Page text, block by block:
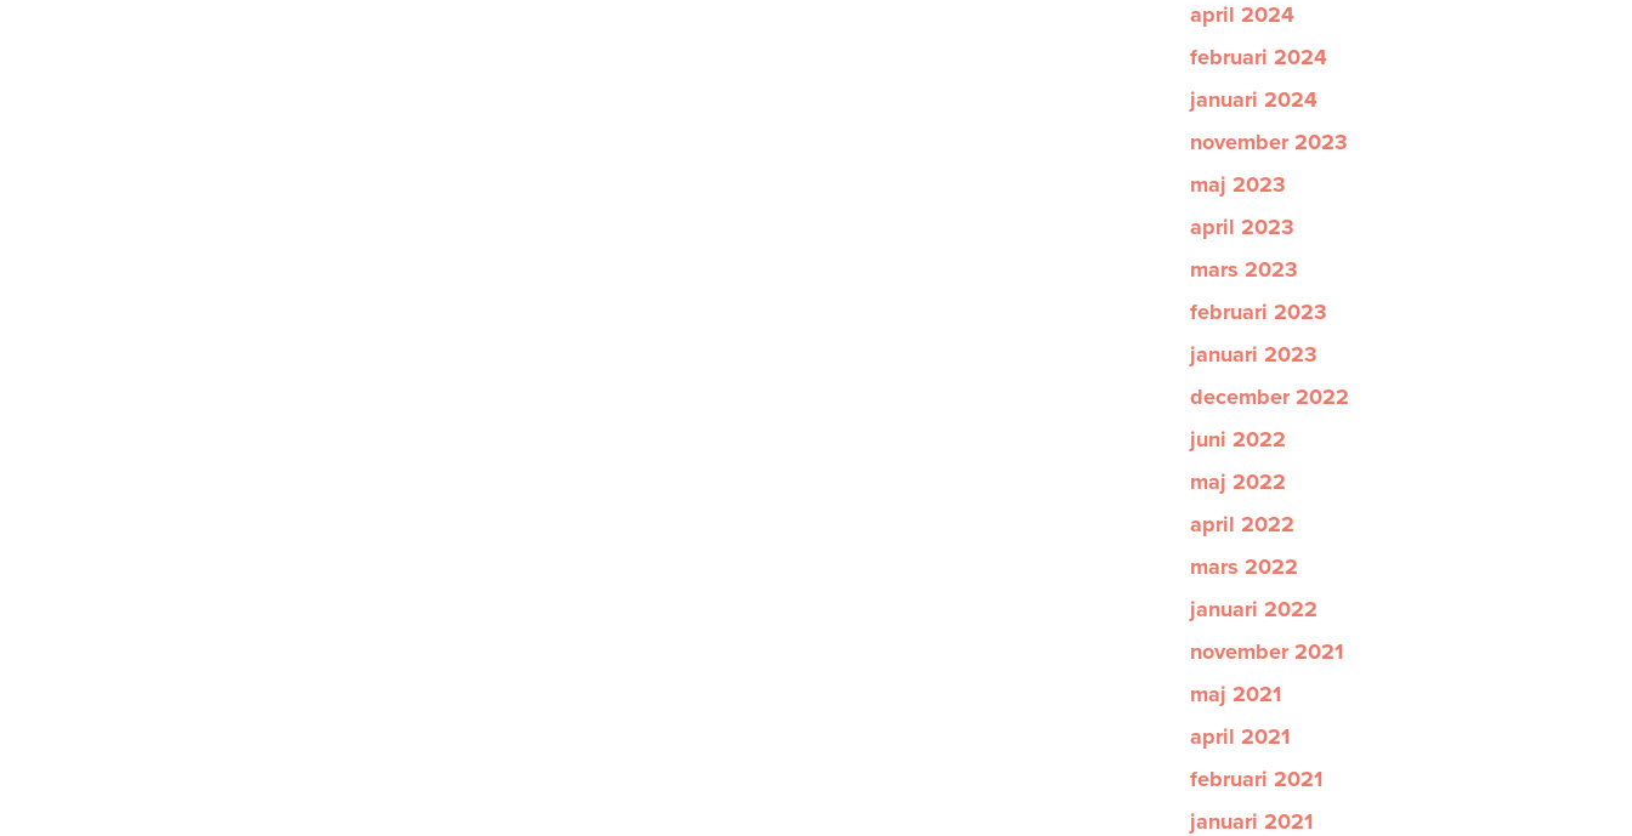
april 2024
februari 2024
januari 2024
november 2023
maj 2023
april 2023
mars 2023
februari 2023
januari 2023
december 2022
juni 2022
maj 2022
april 2022
mars 2022
januari 2022
november 2021
maj 2021
april 2021
februari 2021
januari 2021